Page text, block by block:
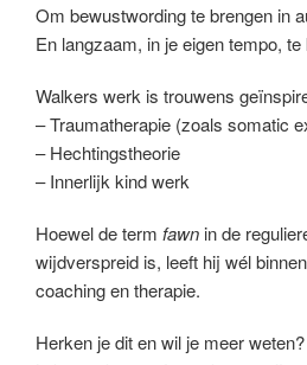
Om bewustwording te brengen in
En langzaam, in je eigen tempo,
Walkers werk is trouwens
– Traumatherapie (zoals somatic
– Hechtingstheorie
– Innerlijk kind werk
Hoewel de term fawn in de
wijdverspreid is, leeft hij wél
coaching en therapie.
Herken je dit en wil je meer